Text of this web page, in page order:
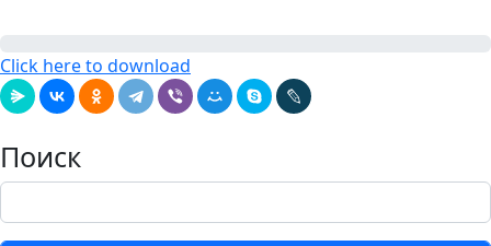
Click here to download
Поиск
Поиск